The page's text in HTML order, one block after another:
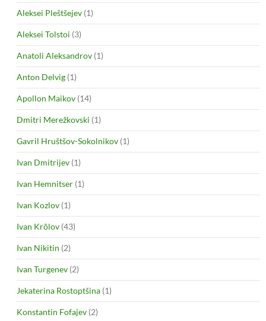
Aleksei Pleštšejev (1)
Aleksei Tolstoi (3)
Anatoli Aleksandrov (1)
Anton Delvig (1)
Apollon Maikov (14)
Dmitri Merežkovski (1)
Gavril Hruštšov-Sokolnikov (1)
Ivan Dmitrijev (1)
Ivan Hemnitser (1)
Ivan Kozlov (1)
Ivan Krõlov (43)
Ivan Nikitin (2)
Ivan Turgenev (2)
Jekaterina Rostoptšina (1)
Konstantin Fofajev (2)